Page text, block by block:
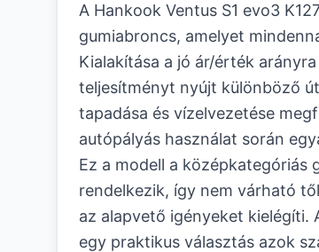
A Hankook Ventus S1 evo3
gumiabroncs, amelyet
Kialakítása a jó ár/érték
teljesítményt nyújt különböző
tapadása és vízelvezetése
autópályás használat során
Ez a modell a középkategóriás
rendelkezik, így nem várható
az alapvető igényeket kielégíti.
egy praktikus választás azok